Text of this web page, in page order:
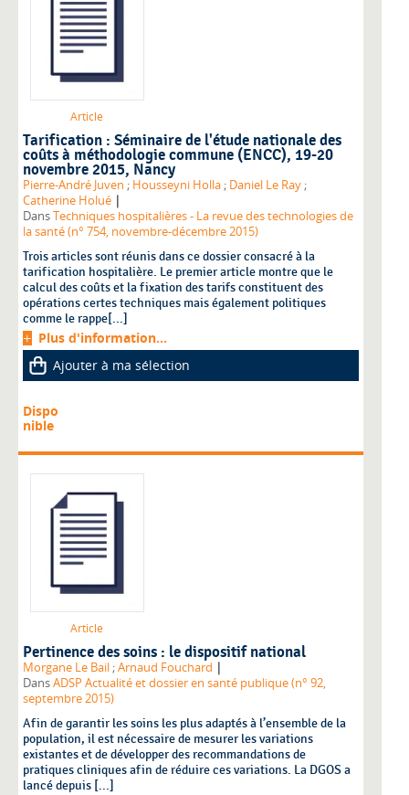
Article
Tarification : Séminaire de l'étude nationale des
coûts à méthodologie commune (ENCC), 19-20
novembre 2015, Nancy
Pierre-André Juven ; Housseyni Holla ; Daniel Le Ray ;
Catherine Holué |
DansTechniques hospitalières - La revue des technologies de
la santé (n° 754, novembre-décembre 2015)
Trois articles sont réunis dans ce dossier consacré à la
tarification hospitalière. Le premier article montre que le
calcul des coûts et la fixation des tarifs constituent des
opérations certes techniques mais également politiques
comme le rappe[...]
Plus d'information...
Ajouter à ma sélection
Dispo
nible
Article
Pertinence des soins : le dispositif national
Morgane Le Bail ;Arnaud Fouchard |
DansADSP Actualité et dossier en santé publique (n° 92,
septembre 2015)
Afin de garantir les soins les plus adaptés à l’ensemble de la
population, il est nécessaire de mesurer les variations
existantes et de développer des recommandations de
pratiques cliniques afin de réduire ces variations. La DGOS a
lancé depuis [...]